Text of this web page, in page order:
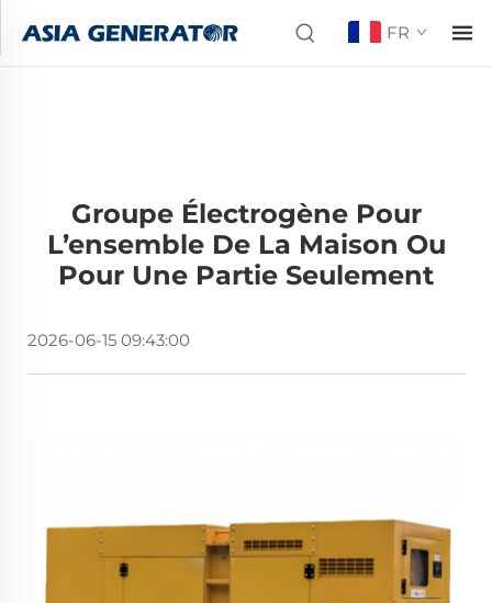
FR
Groupe Électrogène Pour
L’ensemble De La Maison Ou
Pour Une Partie Seulement
2026-06-15 09:43:00